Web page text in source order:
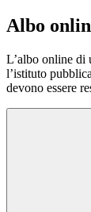
Albo
L’albo online di
l’istituto
devono essere